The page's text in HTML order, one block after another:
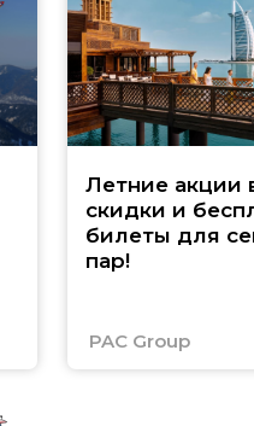
Летние акции
скидки и
билеты для
пар!
PAC Group